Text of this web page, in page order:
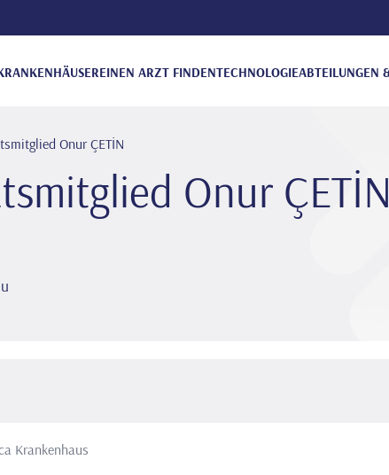
EINEN ARZT FINDENTECHNOLOGIE
Onur ÇETİN
Onur ÇETİN
Krankenhaus